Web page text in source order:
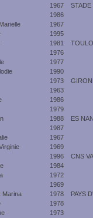
1967
1986
1967
1995
1981
1976
1977
1990
1973
1963
1986
1979
1988
ES
1987
1967
1969
1996
CNS
1984
1972
1969
Marina 1978
PAYS
1978
1973